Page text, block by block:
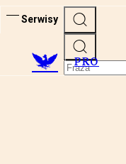
Serwisy
PRO